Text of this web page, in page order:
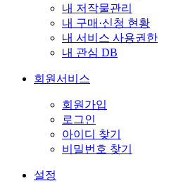
내 저작물관리
내 구매·신청 현황
내 서비스 사용권한
내 관심 DB
회원서비스
회원가입
로그인
아이디 찾기
비밀번호 찾기
설정